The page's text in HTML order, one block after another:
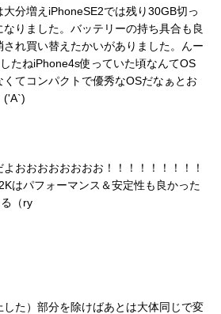
分増えiPhoneSE2では残り30GB切っ
りました。バッテリーの持ち具合も良
され買い替えたかいがありました。んー
たねiPhone4s使っていた頃なんてOS
てコンパクトで優秀なOSだなぁとお
('A`)
おおおおおおおお！！！！！！！！！
はパフォーマンス＆安定性も良かった
（ry
した）部分を除けばあとは大体同じで変